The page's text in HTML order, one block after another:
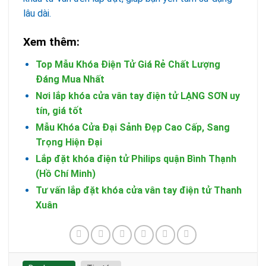
lâu dài.
Xem thêm:
Top Mẫu Khóa Điện Tử Giá Rẻ Chất Lượng
Đáng Mua Nhất
Nơi lắp khóa cửa vân tay điện tử LẠNG SƠN uy
tín, giá tốt
Mẫu Khóa Cửa Đại Sảnh Đẹp Cao Cấp, Sang
Trọng Hiện Đại
Lắp đặt khóa điện tử Philips quận Bình Thạnh
(Hồ Chí Minh)
Tư vấn lắp đặt khóa cửa vân tay điện tử Thanh
Xuân